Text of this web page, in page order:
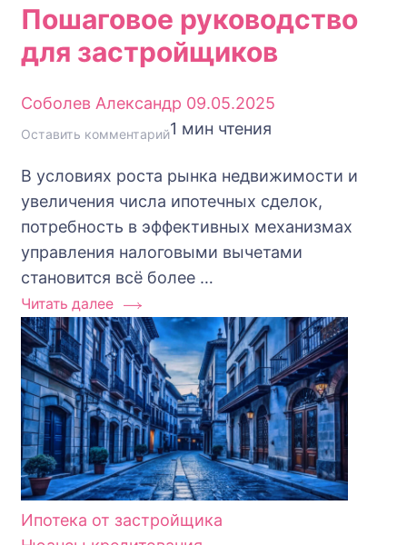
Пошаговое руководство
для застройщиков
Соболев Александр 09.05.2025
Оставить комментарийк
налогового
вычета
по
ипотеке
–
руководство
для
застройщиков
1 мин чтения
В условиях роста рынка недвижимости и
увеличения числа ипотечных сделок,
потребность в эффективных механизмах
управления налоговыми вычетами
становится всё более …
Читать далее
Ипотека от застройщика